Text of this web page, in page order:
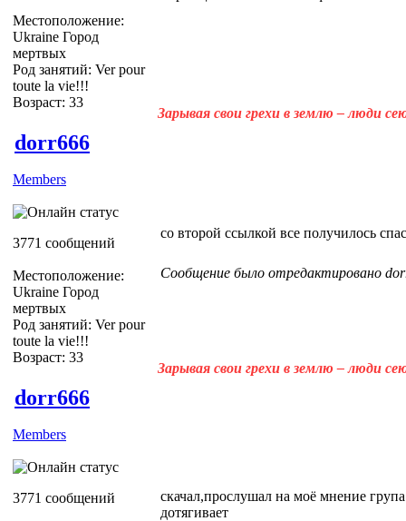
Местоположение:
Ukraine Город
мертвых
Род занятий: Ver pour
toute la vie!!!
Возраст: 33
Зарывая свои грехи в землю – люди
dorr666
Members
3771 сообщений
Местоположение:
Ukraine Город
мертвых
Род занятий: Ver pour
toute la vie!!!
Возраст: 33
со второй ссылкой все получилось
Сообщение было отредактировано
Зарывая свои грехи в землю – люди
dorr666
Members
3771 сообщений
скачал,прослушал на моё мнение
дотягивает